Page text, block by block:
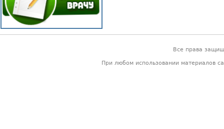
Все права
При любом использовании материалов